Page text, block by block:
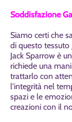
Soddisfazione
Siamo certi che
di questo tessuto
Jack Sparrow è
richiede una
trattarlo con
l'integrità nel
spazi e le
creazioni con il